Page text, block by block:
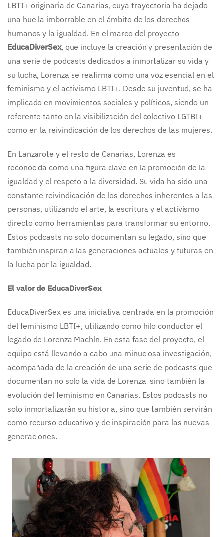
LBTI+ originaria de Canarias, cuya trayectoria ha dejado
una huella imborrable en el ámbito de los derechos
humanos y la igualdad. En el marco del proyecto
EducaDiverSex, que incluye la creación y presentación de
una serie de podcasts dedicados a inmortalizar su vida y
su lucha, Lorenza se reafirma como una voz esencial en el
feminismo y el activismo LBTI+. Desde su juventud, se ha
implicado en movimientos sociales y políticos, siendo un
referente tanto en la visibilización del colectivo LGTBI+
como en la reivindicación de los derechos de las mujeres.
En Lanzarote y el resto de Canarias, Lorenza es
reconocida como una figura clave en la promoción de la
igualdad y el respeto a la diversidad. Su vida ha sido una
constante reivindicación de los derechos inherentes a las
personas, utilizando el arte, la escritura y el activismo
directo como herramientas para transformar su entorno.
Estos podcasts no solo documentan su legado, sino que
también inspiran a las generaciones actuales y futuras en
la lucha por la igualdad.
El valor de EducaDiverSex
EducaDiverSex es una iniciativa centrada en la promoción
del feminismo LBTI+, utilizando como hilo conductor el
legado de Lorenza Machín. En esta fase del proyecto, el
equipo está llevando a cabo una minuciosa investigación,
acompañada de la creación de una serie de podcasts que
documentan no solo la vida de Lorenza, sino también la
evolución del feminismo en Canarias. Estos podcasts no
solo inmortalizarán su historia, sino que también servirán
como recurso educativo y de inspiración para las nuevas
generaciones.